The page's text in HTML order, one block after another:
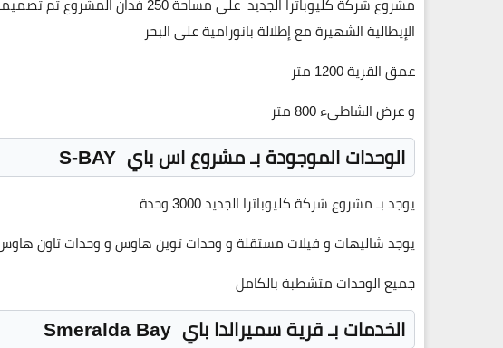
الإيطالية الشهيرة مع إطلالة بانورامية على البحر
عمق القرية1200 متر
و عرض الشاطىء800متر
الوحدات الموجودة بـ مشروع اس باي
يوجد بـ مشروع شركة كليوباترا الجديد3000وحدة
يوجد شاليهات و فيلات مستقلة و وحدات توين هاوس و وحدات تاون
جميع الوحدات متشطبة بالكامل
الخدمات بـ قرية سميرالدا باي